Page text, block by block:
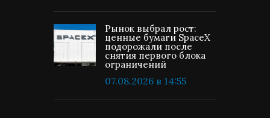
Рынок выбрал рост:
ценные бумаги SpaceX
подорожали после
снятия первого блока
ограничений
07.08.2026 в 14:55